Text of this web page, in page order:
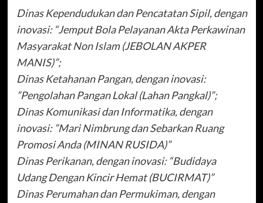
Dinas Kependudukan dan Pencatatan Sipil, dengan
inovasi: “Jemput Bola Pelayanan Akta Perkawinan
Masyarakat Non Islam (JEBOLAN AKPER
MANIS)”;
Dinas Ketahanan Pangan, dengan inovasi:
”Pengolahan Pangan Lokal (Lahan Pangkal)”;
Dinas Komunikasi dan Informatika, dengan
inovasi: ”Mari Nimbrung dan Sebarkan Ruang
Promosi Anda (MINAN RUSIDA)”
Dinas Perikanan, dengan inovasi: “Budidaya
Udang Dengan Kincir Hemat (BUCIRMAT)”
Dinas Perumahan dan Permukiman, dengan